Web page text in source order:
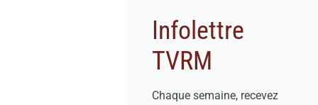
Infolettre
TVRM
Chaque semaine, recevez